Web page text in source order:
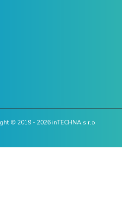
© 2019 - 2026 inTECHNA s.r.o.